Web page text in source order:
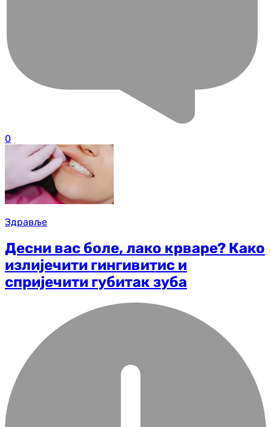
0
Здравље
Десни вас боле, лако крваре? Како
излијечити гингивитис и
спријечити губитак зуба